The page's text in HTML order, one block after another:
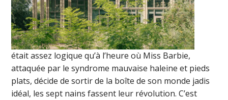
était assez logique qu’à l’heure où Miss Barbie,
attaquée par le syndrome mauvaise haleine et pieds
plats, décide de sortir de la boîte de son monde jadis
idéal, les sept nains fassent leur révolution. C’est